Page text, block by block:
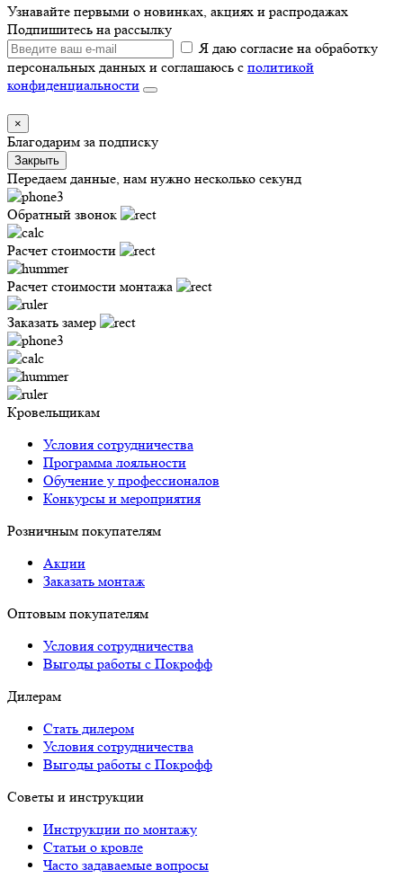
Узнавайте первыми о новинках, акциях и распродажах
Подпишитесь на рассылку
Я даю согласие на обработку
персональных данных и соглашаюсь с политикой
конфиденциальности
×
Благодарим за подписку
Закрыть
Передаем данные, нам нужно несколько секунд
Обратный звонок
Расчет стоимости
Расчет стоимости монтажа
Заказать замер
Кровельщикам
Условия сотрудничества
Программа лояльности
Обучение у профессионалов
Конкурсы и мероприятия
Розничным покупателям
Акции
Заказать монтаж
Оптовым покупателям
Условия сотрудничества
Выгоды работы с Покрофф
Дилерам
Стать дилером
Условия сотрудничества
Выгоды работы с Покрофф
Советы и инструкции
Инструкции по монтажу
Статьи о кровле
Часто задаваемые вопросы